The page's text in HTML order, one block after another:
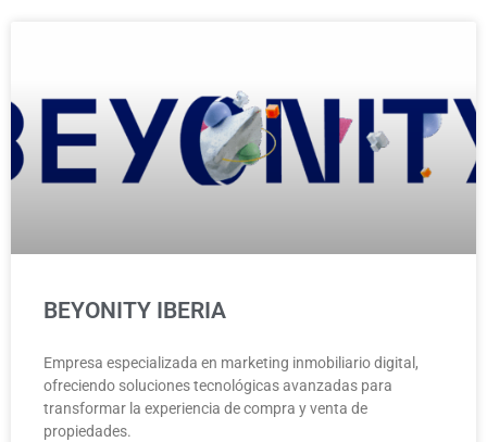
BEYONITY IBERIA
Empresa especializada en marketing inmobiliario digital,
ofreciendo soluciones tecnológicas avanzadas para
transformar la experiencia de compra y venta de
propiedades.